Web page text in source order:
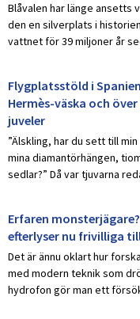
Blåvalen har länge ansetts
den en silverplats i
vattnet för 39 miljoner år
Flygplatsstöld i
Hermès-väska och
juveler
”Älskling, har du sett till
mina diamantörhängen,
sedlar?” Då var tjuvarna
Erfaren
efterlyser nu frivilliga
Det är ännu oklart hur
med modern teknik som
hydrofon gör man ett